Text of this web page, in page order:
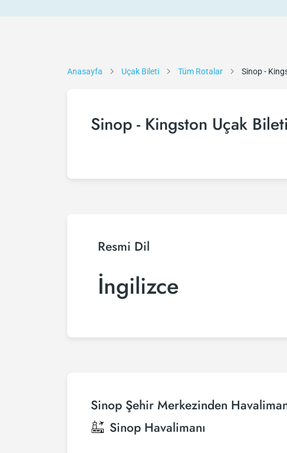
Anasayfa Uçak Bileti Tüm Rotalar Sinop -
Sinop - Kingston Uçak Bileti
Resmi Dil
İngilizce
Sinop Şehir Merkezinden
Sinop Havalimanı